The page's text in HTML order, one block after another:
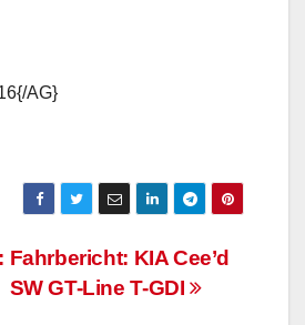
AG}
Fahrbericht: KIA Cee’d
SW GT-Line T-GDI